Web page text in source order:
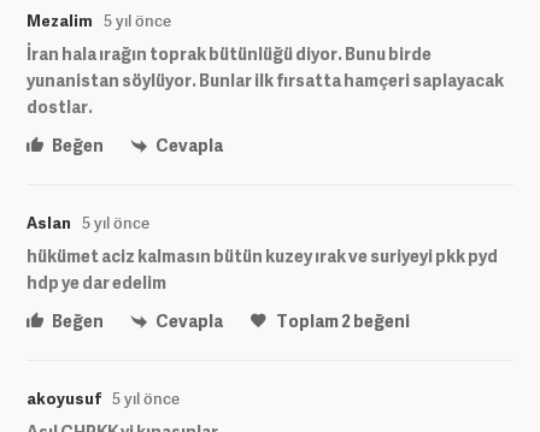
Mezalim 5 yıl önce
İran hala ırağın toprak bütünlüğü diyor. Bunu birde
yunanistan söylüyor. Bunlar ilk fırsatta hamçeri saplayacak
dostlar.
Beğen
Cevapla
Aslan 5 yıl önce
hükümet aciz kalmasın bütün kuzey ırak ve suriyeyi pkk pyd
hdp ye dar edelim
Beğen
Cevapla Toplam2beğeni
akoyusuf 5 yıl önce